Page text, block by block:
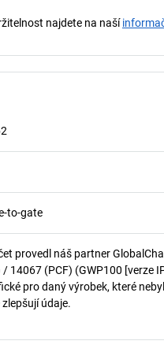
najdete na naší
to-gate
provedl náš partner
/ 14067 (PCF) (GWP100 [verze
pro daný výrobek, které
zlepšují údaje.